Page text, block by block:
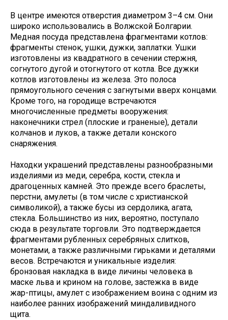
В центре имеются отверстия диаметром 3–4 см. Они
широко использовались в Волжской Болгарии.
Медная посуда представлена фрагментами котлов:
фрагменты стенок, ушки, дужки, заплатки. Ушки
изготовлены из квадратного в сечении стержня,
согнутого дугой и отогнутого от котла. Все дужки
котлов изготовлены из железа. Это полоса
прямоугольного сечения с загнутыми вверх концами.
Кроме того, на городище встречаются
многочисленные предметы вооружения:
наконечники стрел (плоские и граненые), детали
колчанов и луков, а также детали конского
снаряжения.
Находки украшений представлены разнообразными
изделиями из меди, серебра, кости, стекла и
драгоценных камней. Это прежде всего браслеты,
перстни, амулеты (в том числе с христианской
символикой), а также бусы из сердолика, агата,
стекла. Большинство из них, вероятно, поступало
сюда в результате торговли. Это подтверждается
фрагментами рубленных серебряных слитков,
монетами, а также различными гирьками и деталями
весов. Встречаются и уникальные изделия:
бронзовая накладка в виде личины человека в
маске льва и крином на голове, застежка в виде
жар-птицы, амулет с изображением воина с одним из
наиболее ранних изображений миндаливидного
щита.